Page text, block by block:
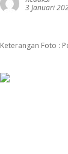
3 Januari
Keterangan Foto :